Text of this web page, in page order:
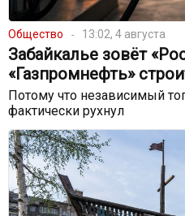
Общество 13:02, 4 августа
Забайкалье зовёт
«Газпромнефть»
Потому что независимый
фактически рухнул